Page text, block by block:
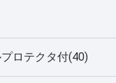
ロテクタ付(40)